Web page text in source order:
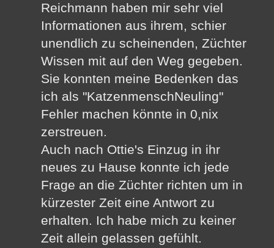
Reichmann haben mir sehr viel
Informationen aus ihrem, schier
unendlich zu scheinenden, Züchter
Wissen mit auf den Weg gegeben.
Sie konnten meine Bedenken das
ich als "KatzenmenschNeuling"
Fehler machen könnte in 0,nix
zerstreuen.
Auch nach Ottie's Einzug in ihr
neues zu Hause konnte ich jede
Frage an die Züchter richten um in
kürzester Zeit eine Antwort zu
erhalten. Ich habe mich zu keiner
Zeit allein gelassen gefühlt.